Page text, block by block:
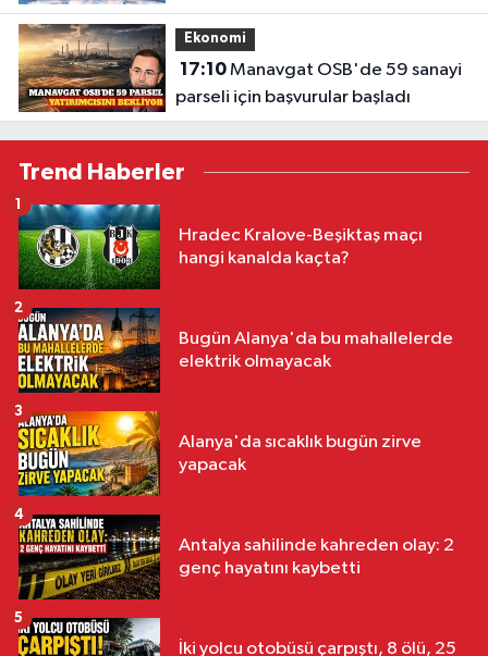
Ekonomi
17:10Manavgat OSB'de 59 sanayi
parseli için başvurular başladı
Trend Haberler
Hradec Kralove-Beşiktaş maçı
hangi kanalda kaçta?
1
Bugün Alanya'da bu mahallelerde
elektrik olmayacak
2
Alanya'da sıcaklık bugün zirve
yapacak
3
Antalya sahilinde kahreden olay: 2
genç hayatını kaybetti
4
İki yolcu otobüsü çarpıştı, 8 ölü, 25
5